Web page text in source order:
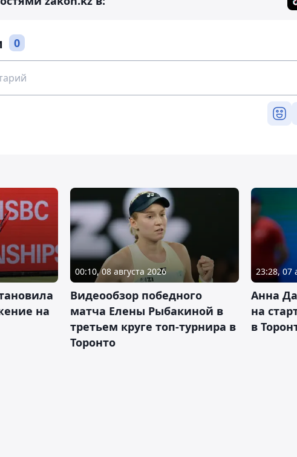
0
на
00:10, 08 августа 2026
Видеообзор победного
матча Елены Рыбакиной в
третьем круге топ-турнира в
Торонто
23:28, 07
Анна
на
в